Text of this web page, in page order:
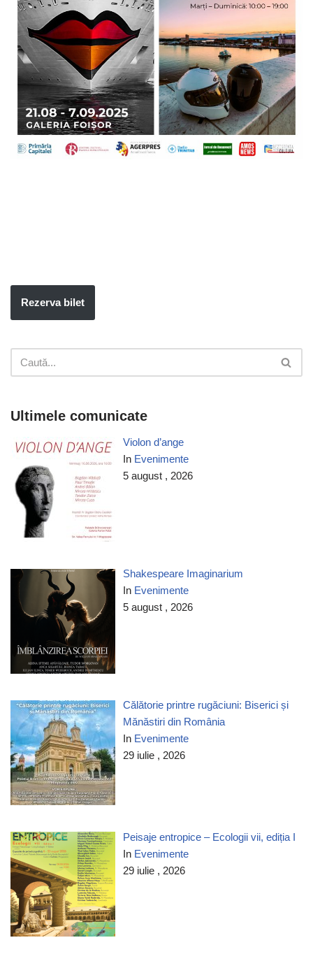
Rezerva bilet
Ultimele comunicate
Violon d’ange
In Evenimente
5 august , 2026
Shakespeare Imaginarium
In Evenimente
5 august , 2026
Călătorie printre rugăciuni: Biserici și
Mănăstiri din România
In Evenimente
29 iulie , 2026
Peisaje entropice – Ecologii vii, ediția I
In Evenimente
29 iulie , 2026